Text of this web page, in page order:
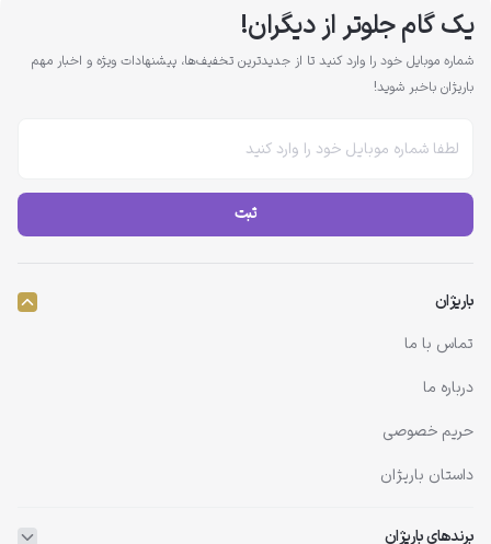
یک گام جلوتر از دیگران!
شماره موبایل خود را وارد کنید تا از جدیدترین تخفیف‌ها، پیشنهادات ویژه و اخبار مهم
باریژان باخبر شوید!
ثبت
باریژان
تماس با ما
درباره ما
حریم خصوصی
داستان باریژان
برندهای باریژان